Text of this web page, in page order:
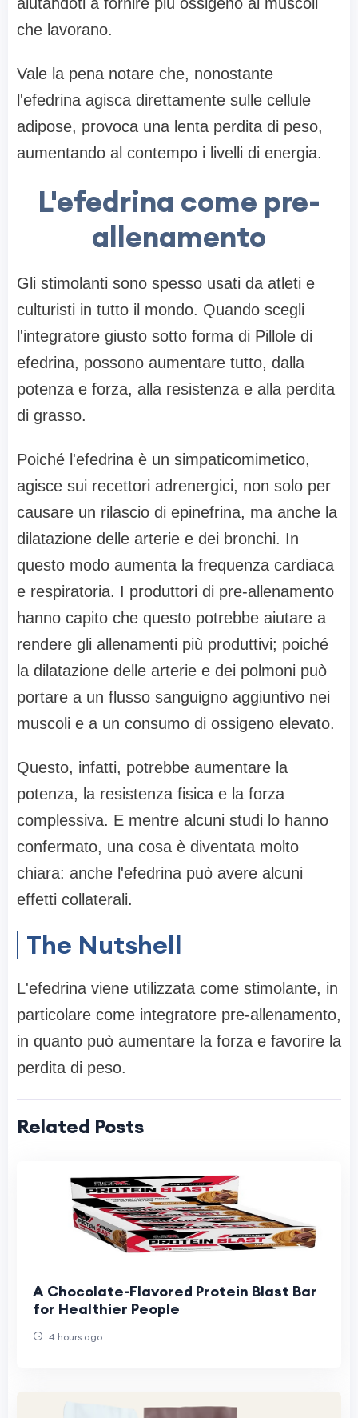
che lavorano.
Vale la pena notare che, nonostante
l'efedrina agisca direttamente sulle cellule
adipose, provoca una lenta perdita di peso,
aumentando al contempo i livelli di energia.
L'efedrina come pre-
allenamento
Gli stimolanti sono spesso usati da atleti e
culturisti in tutto il mondo. Quando scegli
l'integratore giusto sotto forma di Pillole di
efedrina, possono aumentare tutto, dalla
potenza e forza, alla resistenza e alla perdita
di grasso.
Poiché l'efedrina è un simpaticomimetico,
agisce sui recettori adrenergici, non solo per
causare un rilascio di epinefrina, ma anche la
dilatazione delle arterie e dei bronchi. In
questo modo aumenta la frequenza cardiaca
e respiratoria. I produttori di pre-allenamento
hanno capito che questo potrebbe aiutare a
rendere gli allenamenti più produttivi; poiché
la dilatazione delle arterie e dei polmoni può
portare a un flusso sanguigno aggiuntivo nei
muscoli e a un consumo di ossigeno elevato.
Questo, infatti, potrebbe aumentare la
potenza, la resistenza fisica e la forza
complessiva. E mentre alcuni studi lo hanno
confermato, una cosa è diventata molto
chiara: anche l'efedrina può avere alcuni
effetti collaterali.
The Nutshell
L'efedrina viene utilizzata come stimolante, in
particolare come integratore pre-allenamento,
in quanto può aumentare la forza e favorire la
perdita di peso.
Related Posts
A Chocolate-Flavored Protein Blast Bar
for Healthier People
4 hours ago